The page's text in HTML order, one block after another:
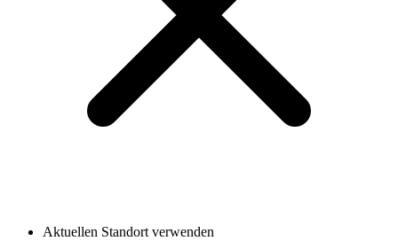
Aktuellen Standort verwenden